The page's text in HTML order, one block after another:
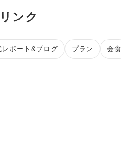
ンク
レポート&ブログ プラン 会食